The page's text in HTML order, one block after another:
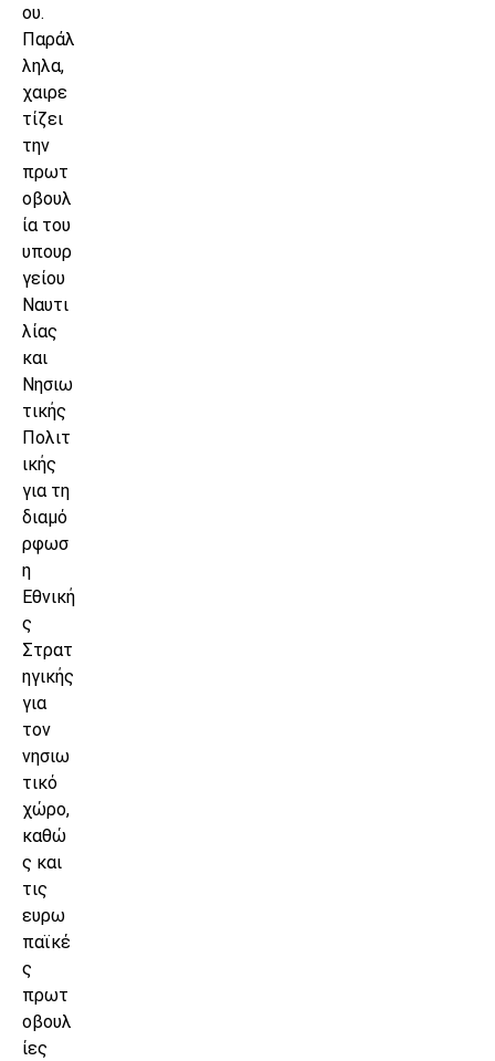
ου.
Παράλ
ληλα,
χαιρε
τίζει
την
πρωτ
οβουλ
ία του
υπουρ
γείου
Ναυτι
λίας
και
Νησιω
τικής
Πολιτ
ικής
για τη
διαμό
ρφωσ
η
Εθνική
ς
Στρατ
ηγικής
για
τον
νησιω
τικό
χώρο,
καθώ
ς και
τις
ευρω
παϊκέ
ς
πρωτ
οβουλ
ίες